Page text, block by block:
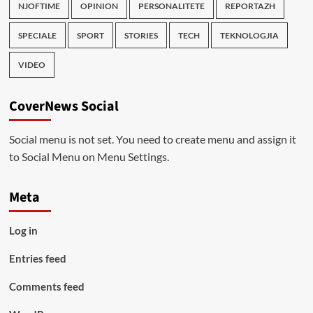
NJOFTIME OPINION PERSONALITETE REPORTAZH
SPECIALE SPORT STORIES TECH TEKNOLOGJIA
VIDEO
CoverNews Social
Social menu is not set. You need to create menu and assign it
to Social Menu on Menu Settings.
Meta
Log in
Entries feed
Comments feed